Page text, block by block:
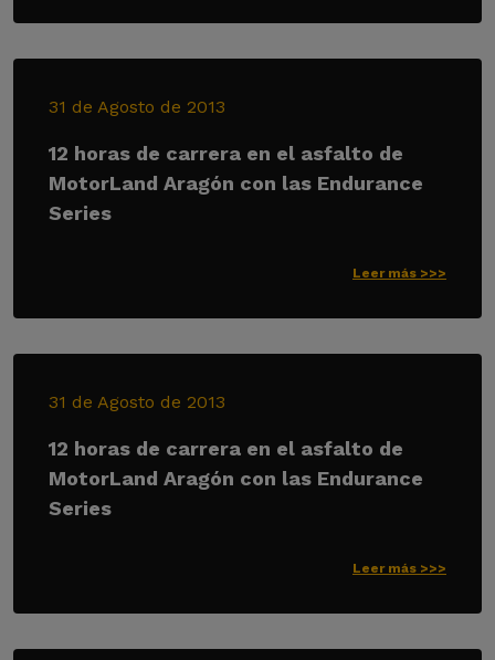
31 de Agosto de 2013
12 horas de carrera en el asfalto de
MotorLand Aragón con las Endurance
Series
Leer más >>>
31 de Agosto de 2013
12 horas de carrera en el asfalto de
MotorLand Aragón con las Endurance
Series
Leer más >>>